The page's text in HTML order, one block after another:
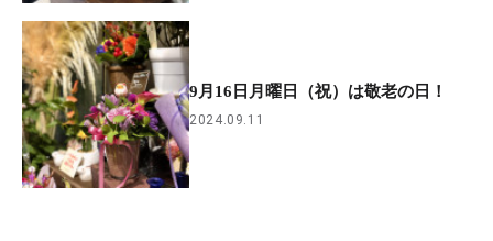
9月16日月曜日（祝）は敬老の日！
2024.09.11